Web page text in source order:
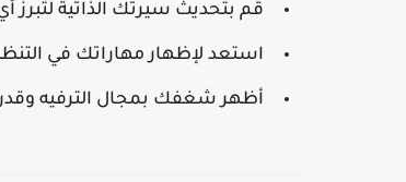
قم بتحديث سيرتك الذاتية لتُبرز
استعد لإظهار مهاراتك في
أظهر شغفك بمجال الترفيه